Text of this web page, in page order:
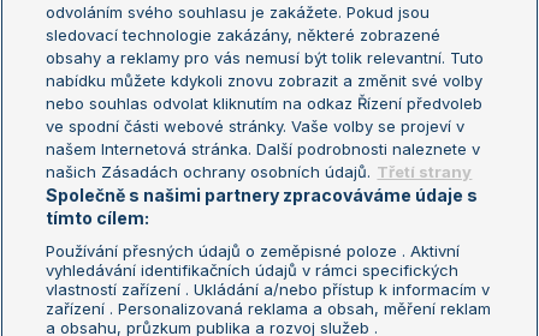
Turnaj mistrů
Turnaj mistryň
Aktualní trendy
Fotbalové přestupy
Livesport Daily
LS Prague Open
Podmínky užití
Nastavení soukromí
GDPR a žurnalistika
Reklama
odvoláním svého souhlasu je zakážete. Pokud jsou
sledovací technologie zakázány, některé zobrazené
obsahy a reklamy pro vás nemusí být tolik relevantní. Tuto
nabídku můžete kdykoli znovu zobrazit a změnit své volby
nebo souhlas odvolat kliknutím na odkaz Řízení předvoleb
ve spodní části webové stránky. Vaše volby se projeví v
našem Internetová stránka. Další podrobnosti naleznete v
našich Zásadách ochrany osobních údajů. Třetí strany
Společně s našimi partnery zpracováváme údaje s
tímto cílem:
Používání přesných údajů o zeměpisné poloze . Aktivní
vyhledávání identifikačních údajů v rámci specifických
vlastností zařízení . Ukládání a/nebo přístup k informacím v
zařízení . Personalizovaná reklama a obsah, měření reklam
a obsahu, průzkum publika a rozvoj služeb .